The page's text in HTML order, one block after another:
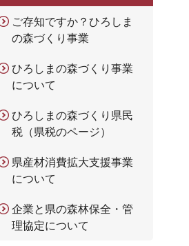
ご存知ですか？ひろしま
の森づくり事業
ひろしまの森づくり事業
について
ひろしまの森づくり県民
税（県税のページ）
県産材消費拡大支援事業
について
企業と県の森林保全・管
理協定について